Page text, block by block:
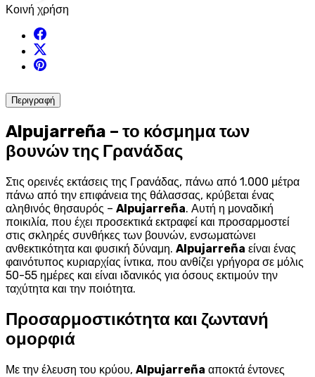
Κοινή χρήση
Περιγραφή
Alpujarreña – το κόσμημα των
βουνών της Γρανάδας
Στις ορεινές εκτάσεις της Γρανάδας, πάνω από 1.000 μέτρα
πάνω από την επιφάνεια της θάλασσας, κρύβεται ένας
αληθινός θησαυρός – Alpujarreña. Αυτή η μοναδική
ποικιλία, που έχει προσεκτικά εκτραφεί και προσαρμοστεί
στις σκληρές συνθήκες των βουνών, ενσωματώνει
ανθεκτικότητα και φυσική δύναμη. Alpujarreña είναι ένας
φαινότυπος κυριαρχίας ίντικα, που ανθίζει γρήγορα σε μόλις
50-55 ημέρες και είναι ιδανικός για όσους εκτιμούν την
ταχύτητα και την ποιότητα.
Προσαρμοστικότητα και ζωντανή
ομορφιά
Με την έλευση του κρύου, Alpujarreña αποκτά έντονες